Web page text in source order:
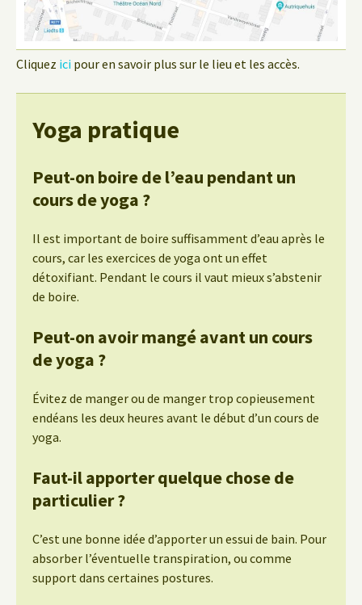
Cliquez ici pour en savoir plus sur le lieu et les accès.
Yoga pratique
Peut-on boire de l’eau pendant un
cours de yoga ?
Il est important de boire suffisamment d’eau après le
cours, car les exercices de yoga ont un effet
détoxifiant. Pendant le cours il vaut mieux s’abstenir
de boire.
Peut-on avoir mangé avant un cours
de yoga ?
Évitez de manger ou de manger trop copieusement
endéans les deux heures avant le début d’un cours de
yoga.
Faut-il apporter quelque chose de
particulier ?
C’est une bonne idée d’apporter un essui de bain. Pour
absorber l’éventuelle transpiration, ou comme
support dans certaines postures.